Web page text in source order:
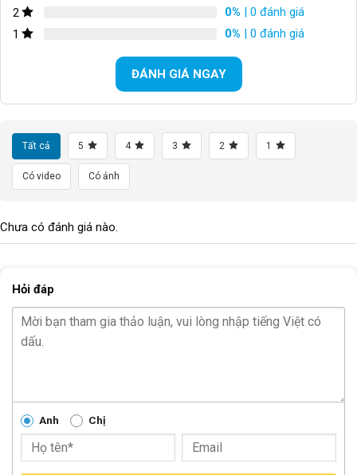
, giúp siết chặt đệm vào yên, đảm
bảo không bị xê dịch ngay cả khi vận động mạnh hoặc đi địa
Chất liệu gel silica đàn hồi cao là điểm nhấn giúp đệm Raca có
cảm giác êm ái vượt trội. Gel có khả năng:
Giảm sốc và phân tán áp lực hiệu quả.
2
0% | 0 đánh giá
1
0% | 0 đánh giá
ĐÁNH GIÁ NGAY
Tất cả 5 4 3 2 1
Có video Có ảnh
Chưa có đánh giá nào.
Hỏi đáp
Anh Chị